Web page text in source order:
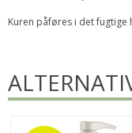
Kuren påføres i det fugtige